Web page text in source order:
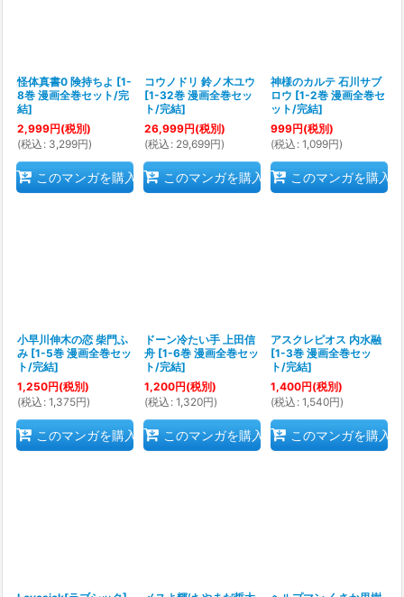
怪体真書0 険持ちよ [1-
8巻 漫画全巻セット/完
結]
2,999円(税別)
(税込 : 3,299円)
このマンガを購入
コウノドリ 鈴ノ木ユウ
[1-32巻 漫画全巻セッ
ト/完結]
26,999円(税別)
(税込 : 29,699円)
このマンガを購入
神様のカルテ 石川サブ
ロウ [1-2巻 漫画全巻セ
ット/完結]
999円(税別)
(税込 : 1,099円)
このマンガを購入
小早川伸木の恋 柴門ふ
み [1-5巻 漫画全巻セッ
ト/完結]
1,250円(税別)
(税込 : 1,375円)
このマンガを購入
ドーン冷たい手 上田信
舟 [1-6巻 漫画全巻セッ
ト/完結]
1,200円(税別)
(税込 : 1,320円)
このマンガを購入
アスクレピオス 内水融
[1-3巻 漫画全巻セッ
ト/完結]
1,400円(税別)
(税込 : 1,540円)
このマンガを購入